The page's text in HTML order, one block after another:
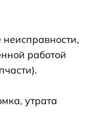
работой
утрата